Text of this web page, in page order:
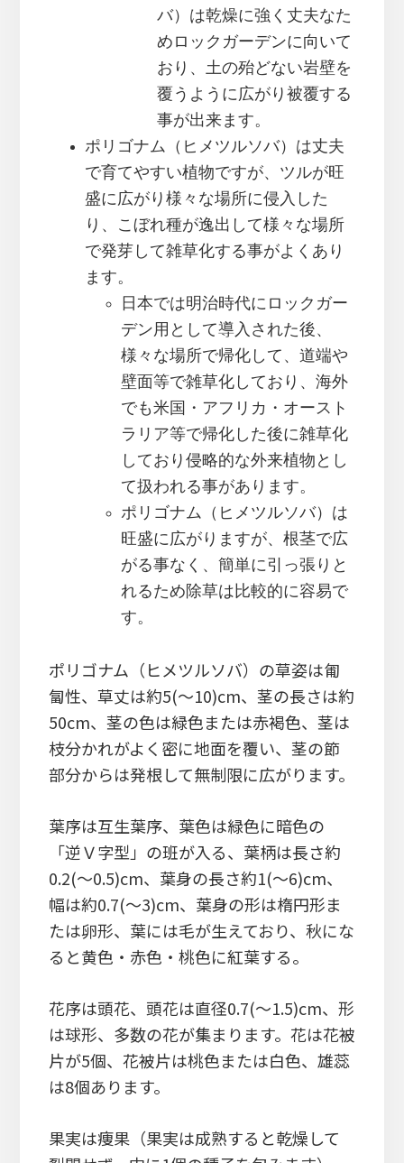
バ）は乾燥に強く丈夫なた
めロックガーデンに向いて
おり、土の殆どない岩壁を
覆うように広がり被覆する
事が出来ます。
ポリゴナム（ヒメツルソバ）は丈夫
で育てやすい植物ですが、ツルが旺
盛に広がり様々な場所に侵入した
り、こぼれ種が逸出して様々な場所
で発芽して雑草化する事がよくあり
ます。
日本では明治時代にロックガー
デン用として導入された後、
様々な場所で帰化して、道端や
壁面等で雑草化しており、海外
でも米国・アフリカ・オースト
ラリア等で帰化した後に雑草化
しており侵略的な外来植物とし
て扱われる事があります。
ポリゴナム（ヒメツルソバ）は
旺盛に広がりますが、根茎で広
がる事なく、簡単に引っ張りと
れるため除草は比較的に容易で
す。
ポリゴナム（ヒメツルソバ）の草姿は匍
匐性、草丈は約5(～10)cm、茎の長さは約
50cm、茎の色は緑色または赤褐色、茎は
枝分かれがよく密に地面を覆い、茎の節
部分からは発根して無制限に広がります。
葉序は互生葉序、葉色は緑色に暗色の
「逆Ｖ字型」の班が入る、葉柄は長さ約
0.2(～0.5)cm、葉身の長さ約1(～6)cm、
幅は約0.7(～3)cm、葉身の形は楕円形ま
たは卵形、葉には毛が生えており、秋にな
ると黄色・赤色・桃色に紅葉する。
花序は頭花、頭花は直径0.7(～1.5)cm、形
は球形、多数の花が集まります。花は花被
片が5個、花被片は桃色または白色、雄蕊
は8個あります。
果実は痩果（果実は成熟すると乾燥して